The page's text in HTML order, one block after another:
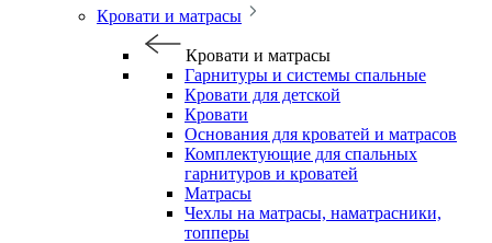
Кровати и матрасы
Кровати и матрасы
Гарнитуры и системы спальные
Кровати для детской
Кровати
Основания для кроватей и матрасов
Комплектующие для спальных
гарнитуров и кроватей
Матрасы
Чехлы на матрасы, наматрасники,
топперы